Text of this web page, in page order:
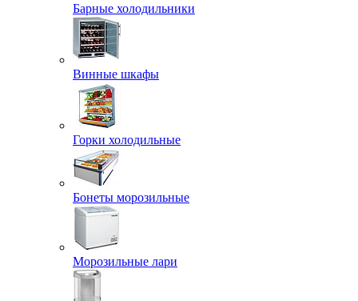
Барные холодильники
Винные шкафы
Горки холодильные
Бонеты морозильные
Морозильные лари